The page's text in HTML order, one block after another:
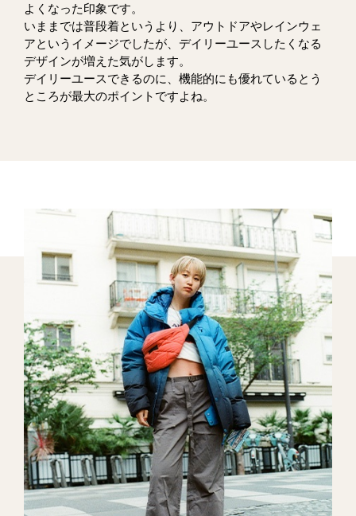
よくなった印象です。
いままでは普段着というより、アウトドアやレインウェ
アというイメージでしたが、デイリーユースしたくなる
デザインが増えた気がします。
デイリーユースできるのに、機能的にも優れているとう
ところが最大のポイントですよね。